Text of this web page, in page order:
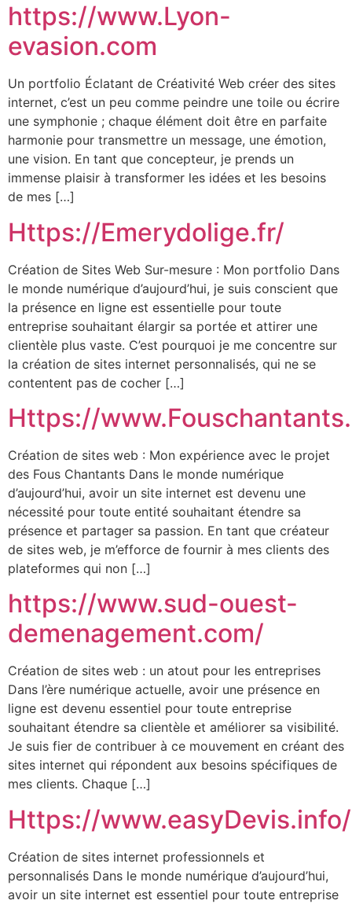
https://www.Lyon-
evasion.com
Un portfolio Éclatant de Créativité Web créer des sites
internet, c’est un peu comme peindre une toile ou écrire
une symphonie ; chaque élément doit être en parfaite
harmonie pour transmettre un message, une émotion,
une vision. En tant que concepteur, je prends un
immense plaisir à transformer les idées et les besoins
de mes […]
Https://Emerydolige.fr/
Création de Sites Web Sur-mesure : Mon portfolio Dans
le monde numérique d’aujourd’hui, je suis conscient que
la présence en ligne est essentielle pour toute
entreprise souhaitant élargir sa portée et attirer une
clientèle plus vaste. C’est pourquoi je me concentre sur
la création de sites internet personnalisés, qui ne se
contentent pas de cocher […]
Https://
Création de sites web : Mon expérience avec le projet
des Fous Chantants Dans le monde numérique
d’aujourd’hui, avoir un site internet est devenu une
nécessité pour toute entité souhaitant étendre sa
présence et partager sa passion. En tant que créateur
de sites web, je m’efforce de fournir à mes clients des
plateformes qui non […]
https://www.sud-ouest-
demenagement.com/
Création de sites web : un atout pour les entreprises
Dans l’ère numérique actuelle, avoir une présence en
ligne est devenu essentiel pour toute entreprise
souhaitant étendre sa clientèle et améliorer sa visibilité.
Je suis fier de contribuer à ce mouvement en créant des
sites internet qui répondent aux besoins spécifiques de
mes clients. Chaque […]
Https://www.easyDevis.info/
Création de sites internet professionnels et
personnalisés Dans le monde numérique d’aujourd’hui,
avoir un site internet est essentiel pour toute entreprise